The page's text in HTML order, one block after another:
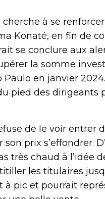
cherche à se
Konaté, en fin de
se conclure aux
la somme
en janvier
pied des dirigeants
de le voir entrer
prix s’effondrer.
très chaud à l’idée
les titulaires
pic et pourrait